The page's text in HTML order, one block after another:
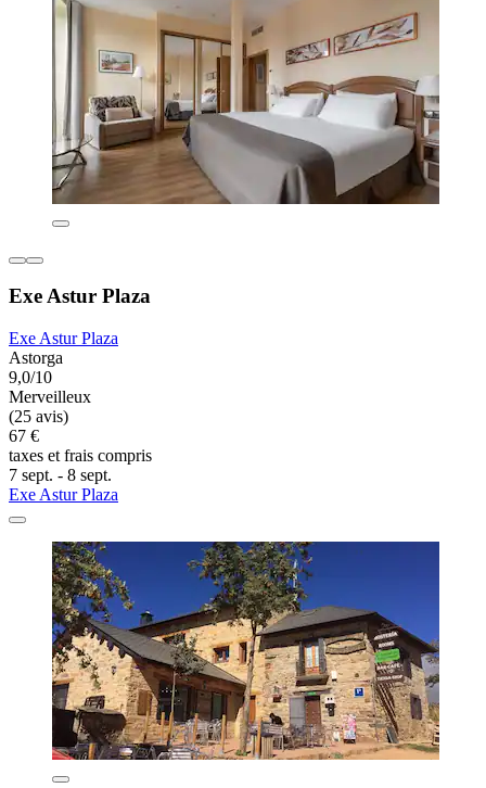
Exe Astur Plaza
Exe Astur Plaza
Astorga
9,0/10
Merveilleux
(25 avis)
67 €
taxes et frais compris
7 sept. - 8 sept.
Exe Astur Plaza